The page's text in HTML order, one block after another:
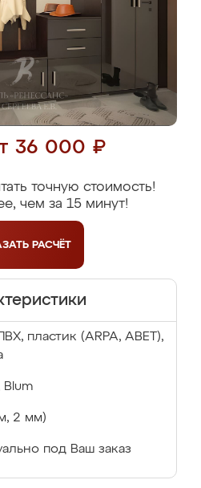
36 000 ₽
точную стоимость!
чем за 15 минут!
РАСЧЁТ
пластик (ARPA, ABET),
Blum
2 мм)
под Ваш заказ